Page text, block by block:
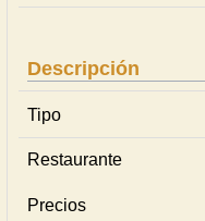
Descripción
Tipo
Restaurante
Precios